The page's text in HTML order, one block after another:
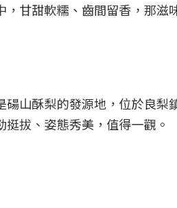
甘甜軟糯、齒間留香，那滋
山酥梨的發源地，位於良梨
拔、姿態秀美，值得一觀。